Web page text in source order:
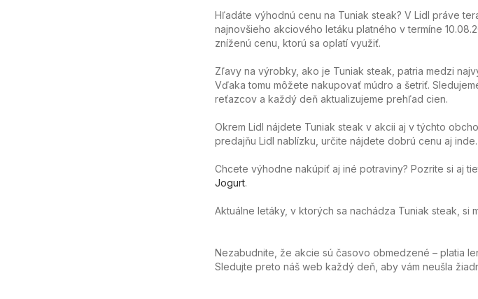
Hľadáte výhodnú cenu na Tuniak steak? V Lidl práve
najnovšieho akciového letáku platného v termíne
zníženú cenu, ktorú sa oplatí využiť.
Zľavy na výrobky, ako je Tuniak steak, patria medzi
Vďaka tomu môžete nakupovať múdro a šetriť.
reťazcov a každý deň aktualizujeme prehľad cien.
Okrem Lidl nájdete Tuniak steak v akcii aj v týchto
predajňu Lidl nablízku, určite nájdete dobrú cenu aj inde.
Chcete výhodne nakúpiť aj iné potraviny? Pozrite si aj
Jogurt.
Aktuálne letáky, v ktorých sa nachádza Tuniak steak, si
Nezabudnite, že akcie sú časovo obmedzené – platia
Sledujte preto náš web každý deň, aby vám neušla